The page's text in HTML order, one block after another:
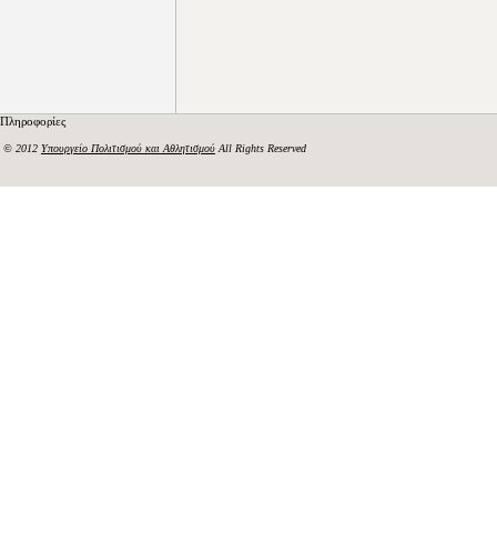
Πληροφορίες
© 2012 Υπουργείο Πολιτισμού και Αθλητισμού All Rights Reserved